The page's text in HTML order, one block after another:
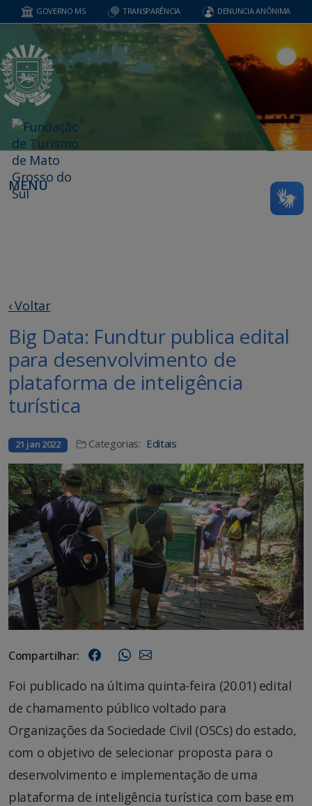
GOVERNO MS TRANSPARÊNCIA DENUNCIA ANÔNIMA
MENU
‹ Voltar
Big Data: Fundtur publica edital
para desenvolvimento de
plataforma de inteligência
turística
21 jan 2022 Categorias: Editais
Compartilhar:
Foi publicado na última quinta-feira (20.01) edital
de chamamento público voltado para
Organizações da Sociedade Civil (OSCs) do estado,
com o objetivo de selecionar proposta para o
desenvolvimento e implementação de uma
plataforma de inteligência turística com base em